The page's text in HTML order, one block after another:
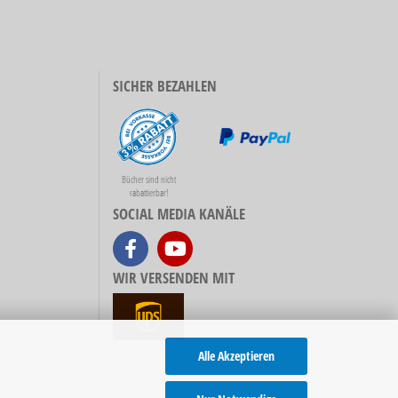
Alle Akzeptieren
SICHER BEZAHLEN
Bücher sind nicht
rabattierbar!
SOCIAL MEDIA KANÄLE
WIR VERSENDEN MIT